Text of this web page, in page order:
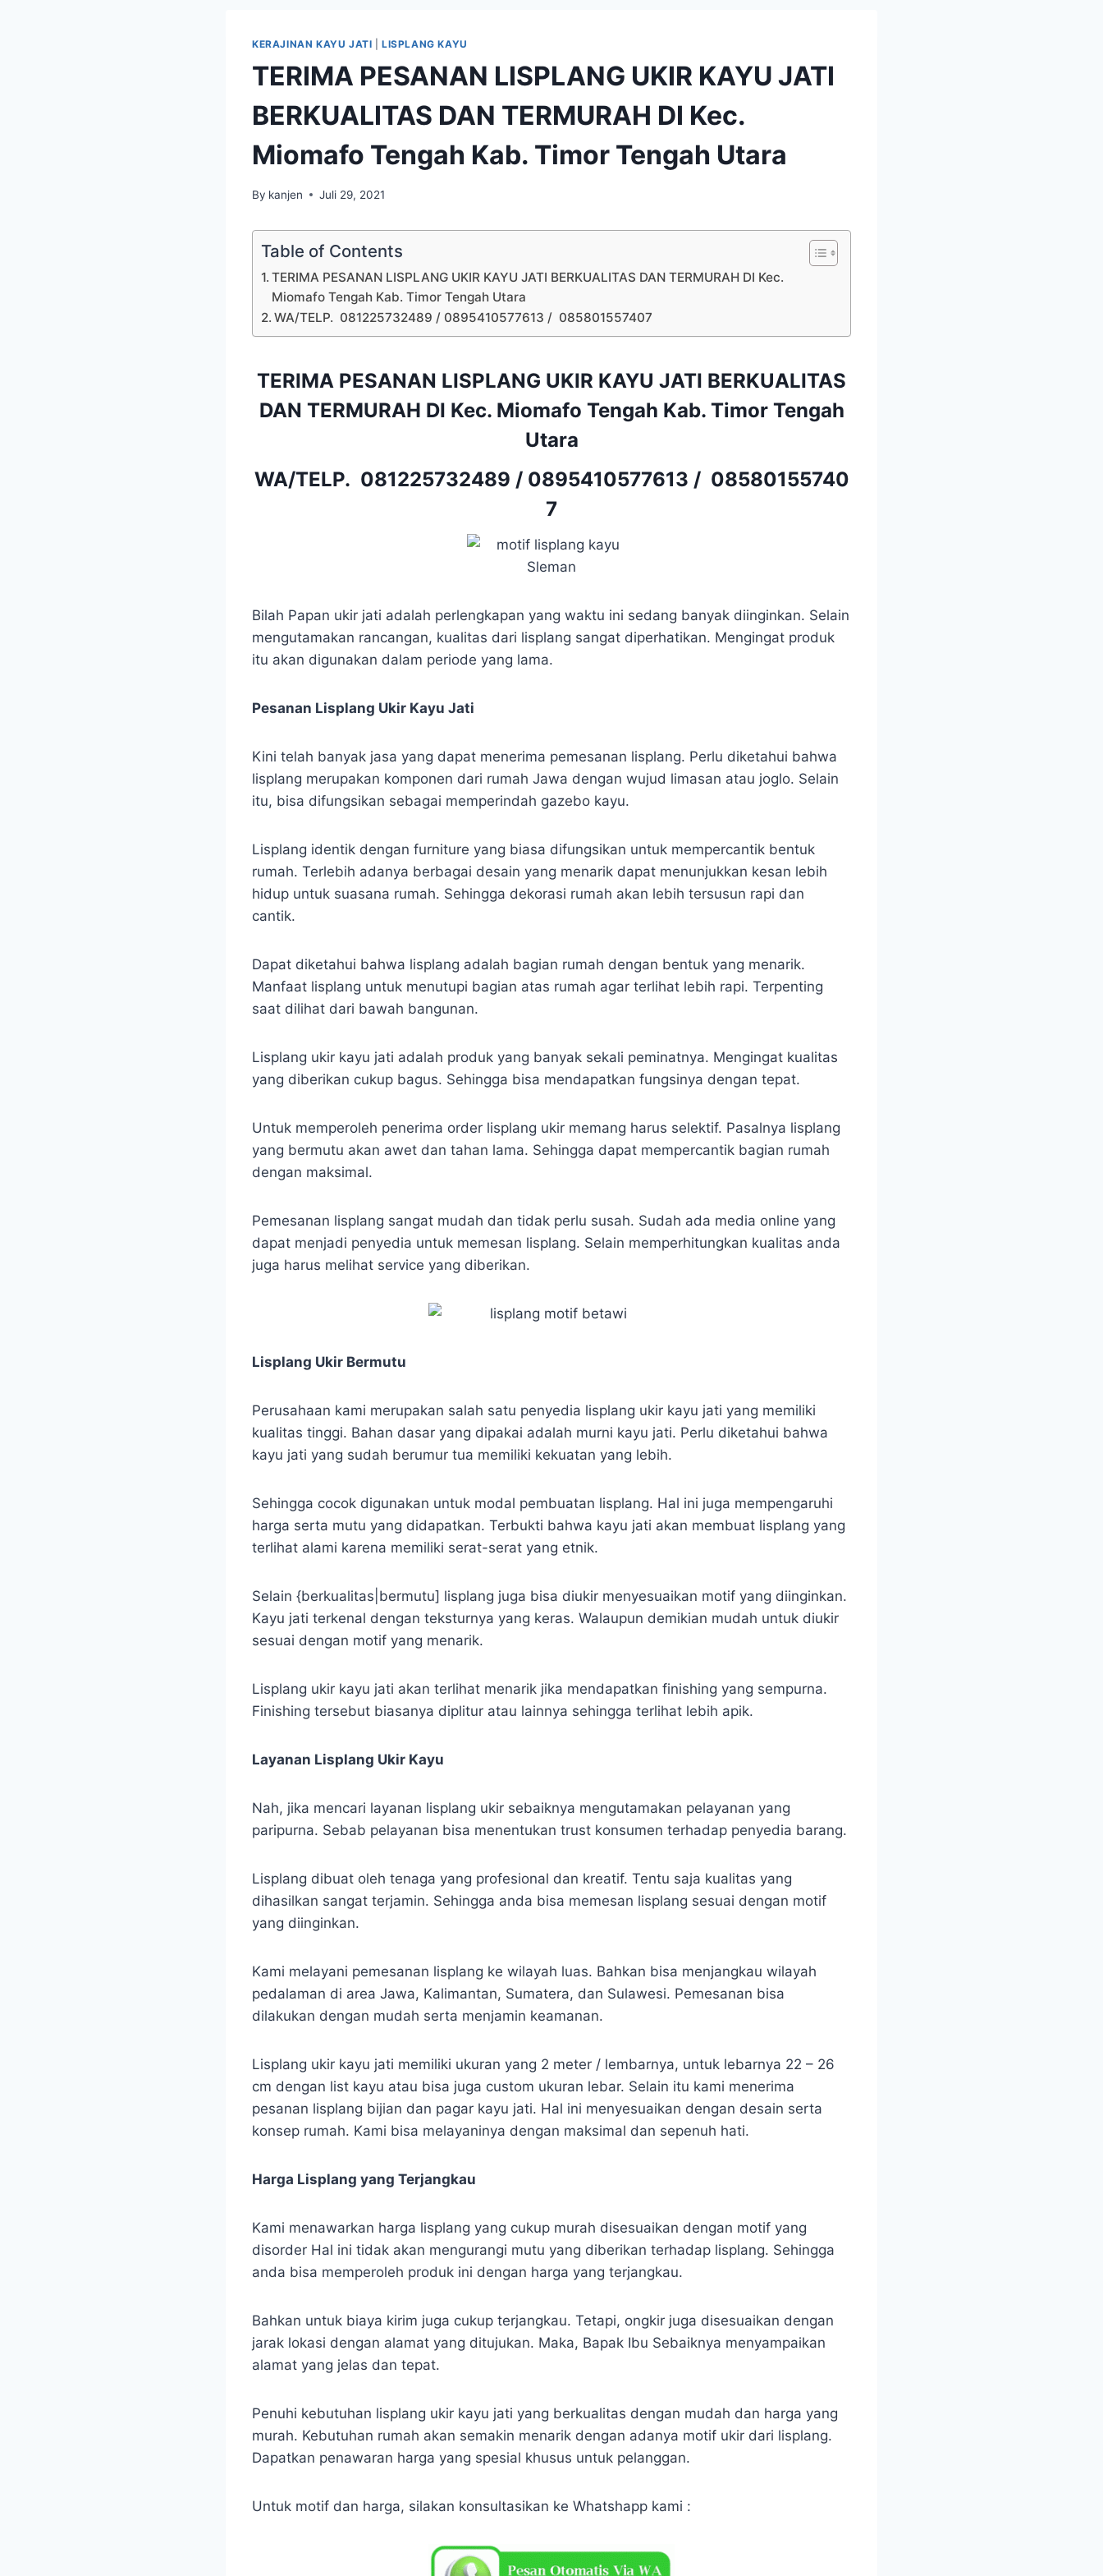
KERAJINAN KAYU JATI |LISPLANG KAYU
TERIMA PESANAN LISPLANG UKIR KAYU JATI
BERKUALITAS DAN TERMURAH DI Kec.
Miomafo Tengah Kab. Timor Tengah Utara
By kanjen Juli 29, 2021
Table of Contents
TERIMA PESANAN LISPLANG UKIR KAYU JATI BERKUALITAS DAN TERMURAH DI Kec.
Miomafo Tengah Kab. Timor Tengah Utara
WA/TELP. 081225732489 / 0895410577613 / 085801557407
TERIMA PESANAN LISPLANG UKIR KAYU JATI BERKUALITAS
DAN TERMURAH DI Kec. Miomafo Tengah Kab. Timor Tengah
Utara
WA/TELP. 081225732489 / 0895410577613 / 08580155740
7
Bilah Papan ukir jati adalah perlengkapan yang waktu ini sedang banyak diinginkan. Selain
mengutamakan rancangan, kualitas dari lisplang sangat diperhatikan. Mengingat produk
itu akan digunakan dalam periode yang lama.
Pesanan Lisplang Ukir Kayu Jati
Kini telah banyak jasa yang dapat menerima pemesanan lisplang. Perlu diketahui bahwa
lisplang merupakan komponen dari rumah Jawa dengan wujud limasan atau joglo. Selain
itu, bisa difungsikan sebagai memperindah gazebo kayu.
Lisplang identik dengan furniture yang biasa difungsikan untuk mempercantik bentuk
rumah. Terlebih adanya berbagai desain yang menarik dapat menunjukkan kesan lebih
hidup untuk suasana rumah. Sehingga dekorasi rumah akan lebih tersusun rapi dan
cantik.
Dapat diketahui bahwa lisplang adalah bagian rumah dengan bentuk yang menarik.
Manfaat lisplang untuk menutupi bagian atas rumah agar terlihat lebih rapi. Terpenting
saat dilihat dari bawah bangunan.
Lisplang ukir kayu jati adalah produk yang banyak sekali peminatnya. Mengingat kualitas
yang diberikan cukup bagus. Sehingga bisa mendapatkan fungsinya dengan tepat.
Untuk memperoleh penerima order lisplang ukir memang harus selektif. Pasalnya lisplang
yang bermutu akan awet dan tahan lama. Sehingga dapat mempercantik bagian rumah
dengan maksimal.
Pemesanan lisplang sangat mudah dan tidak perlu susah. Sudah ada media online yang
dapat menjadi penyedia untuk memesan lisplang. Selain memperhitungkan kualitas anda
juga harus melihat service yang diberikan.
Lisplang Ukir Bermutu
Perusahaan kami merupakan salah satu penyedia lisplang ukir kayu jati yang memiliki
kualitas tinggi. Bahan dasar yang dipakai adalah murni kayu jati. Perlu diketahui bahwa
kayu jati yang sudah berumur tua memiliki kekuatan yang lebih.
Sehingga cocok digunakan untuk modal pembuatan lisplang. Hal ini juga mempengaruhi
harga serta mutu yang didapatkan. Terbukti bahwa kayu jati akan membuat lisplang yang
terlihat alami karena memiliki serat-serat yang etnik.
Selain {berkualitas|bermutu] lisplang juga bisa diukir menyesuaikan motif yang diinginkan.
Kayu jati terkenal dengan teksturnya yang keras. Walaupun demikian mudah untuk diukir
sesuai dengan motif yang menarik.
Lisplang ukir kayu jati akan terlihat menarik jika mendapatkan finishing yang sempurna.
Finishing tersebut biasanya diplitur atau lainnya sehingga terlihat lebih apik.
Layanan Lisplang Ukir Kayu
Nah, jika mencari layanan lisplang ukir sebaiknya mengutamakan pelayanan yang
paripurna. Sebab pelayanan bisa menentukan trust konsumen terhadap penyedia barang.
Lisplang dibuat oleh tenaga yang profesional dan kreatif. Tentu saja kualitas yang
dihasilkan sangat terjamin. Sehingga anda bisa memesan lisplang sesuai dengan motif
yang diinginkan.
Kami melayani pemesanan lisplang ke wilayah luas. Bahkan bisa menjangkau wilayah
pedalaman di area Jawa, Kalimantan, Sumatera, dan Sulawesi. Pemesanan bisa
dilakukan dengan mudah serta menjamin keamanan.
Lisplang ukir kayu jati memiliki ukuran yang 2 meter / lembarnya, untuk lebarnya 22 – 26
cm dengan list kayu atau bisa juga custom ukuran lebar. Selain itu kami menerima
pesanan lisplang bijian dan pagar kayu jati. Hal ini menyesuaikan dengan desain serta
konsep rumah. Kami bisa melayaninya dengan maksimal dan sepenuh hati.
Harga Lisplang yang Terjangkau
Kami menawarkan harga lisplang yang cukup murah disesuaikan dengan motif yang
disorder Hal ini tidak akan mengurangi mutu yang diberikan terhadap lisplang. Sehingga
anda bisa memperoleh produk ini dengan harga yang terjangkau.
Bahkan untuk biaya kirim juga cukup terjangkau. Tetapi, ongkir juga disesuaikan dengan
jarak lokasi dengan alamat yang ditujukan. Maka, Bapak Ibu Sebaiknya menyampaikan
alamat yang jelas dan tepat.
Penuhi kebutuhan lisplang ukir kayu jati yang berkualitas dengan mudah dan harga yang
murah. Kebutuhan rumah akan semakin menarik dengan adanya motif ukir dari lisplang.
Dapatkan penawaran harga yang spesial khusus untuk pelanggan.
Untuk motif dan harga, silakan konsultasikan ke Whatshapp kami :